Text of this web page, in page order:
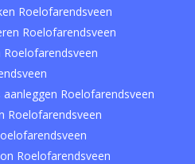
Roelofarendsveen
Roelofarendsveen
Roelofarendsveen
Roelofarendsveen
Roelofarendsveen